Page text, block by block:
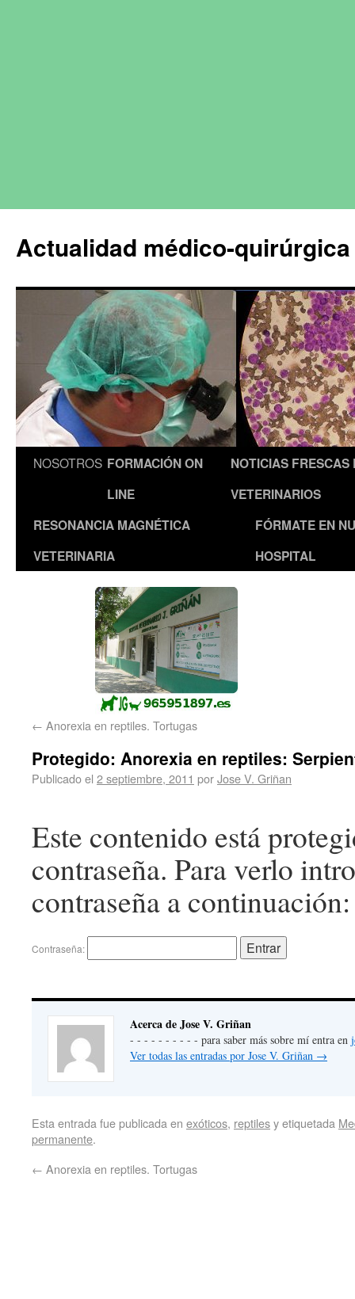
Actualidad médico-
NOSOTROS FORMACIÓN ON
LINE
NOTICIAS FRESCAS
VETERINARIOS
RESONANCIA MAGNÉTICA
VETERINARIA
FÓRMATE EN
HOSPITAL
← Anorexia en reptiles. Tortugas
Protegido: Anorexia en reptiles:
Publicado el 2 septiembre, 2011 porJose V. Griñan
Este contenido está
contraseña. Para verlo
contraseña a continuación:
Contraseña:
Acerca de Jose V. Griñan
- - - - - - - - - - para saber más sobre mí entra en
Ver todas las entradas por Jose V. Griñan →
Esta entrada fue publicada en exóticos, reptilesy etiquetada
permanente.
← Anorexia en reptiles. Tortugas